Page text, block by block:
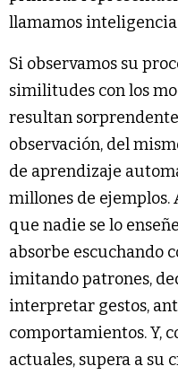
llamamos
Si observamos su
similitudes con los
resultan
observación, del
de aprendizaje
millones de
que nadie se lo
absorbe escuchando
imitando patrones,
interpretar gestos,
comportamientos. Y,
actuales, supera a su